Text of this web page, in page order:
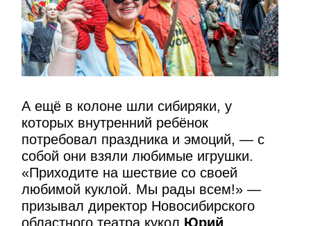
А ещё в колоне шли сибиряки, у
которых внутренний ребёнок
потребовал праздника и эмоций, — с
собой они взяли любимые игрушки.
«Приходите на шествие со своей
любимой куклой. Мы рады всем!» —
призывал директор Новосибирского
областного театра кукол Юрий